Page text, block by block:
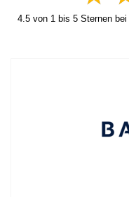
4.5von 1bis 5Sternen bei